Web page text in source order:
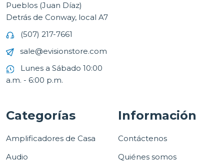
Pueblos (Juan Díaz)
Detrás de Conway, local A7
(507) 217-7661
sale@evisionstore.com
Lunes a Sábado 10:00
a.m. - 6:00 p.m.
Categorías
Amplificadores de Casa
Audio
Información
Contáctenos
Quiénes somos